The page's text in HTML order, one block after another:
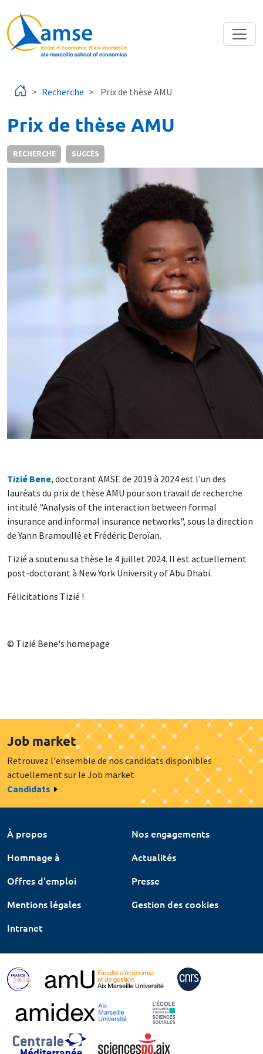
Recherche Prix de thèse AMU
Prix de thèse AMU
RECHERCHE SUCCÈS
Tizié Bene, doctorant AMSE de 2019 à 2024 est l'un des
lauréats du prix de thèse AMU pour son travail de recherche
intitulé "Analysis of the interaction between formal
insurance and informal insurance networks", sous la direction
de Yann Bramoullé et Frédéric Deroïan.
Tizié a soutenu sa thèse le 4 juillet 2024. Il est actuellement
post-doctorant à New York University of Abu Dhabi.
Félicitations Tizié !
© Tizié Bene's homepage
Job market
Retrouvez l'ensemble de nos candidats disponibles
actuellement sur le Job market
Candidats
À propos
Nos engagements
Hommage à
Actualités
Offres d'emploi
Presse
Mentions légales
Gestion des cookies
Intranet